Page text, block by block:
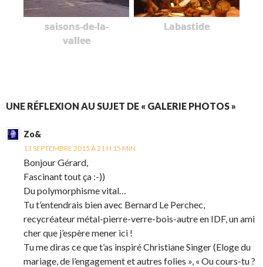
saisons-de-la-
vallee
Labastide
UNE RÉFLEXION AU SUJET DE « GALERIE PHOTOS »
Zo&
13 SEPTEMBRE 2015 À 21 H 15 MIN
Bonjour Gérard,
Fascinant tout ça :-))
Du polymorphisme vital…
Tu t’entendrais bien avec Bernard Le Perchec,
recycréateur métal-pierre-verre-bois-autre en IDF, un ami
cher que j’espère mener ici !
Tu me diras ce que t’as inspiré Christiane Singer (Eloge du
mariage, de l’engagement et autres folies », « Ou cours-tu ?